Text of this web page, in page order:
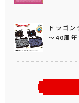
ドラゴ
～40周